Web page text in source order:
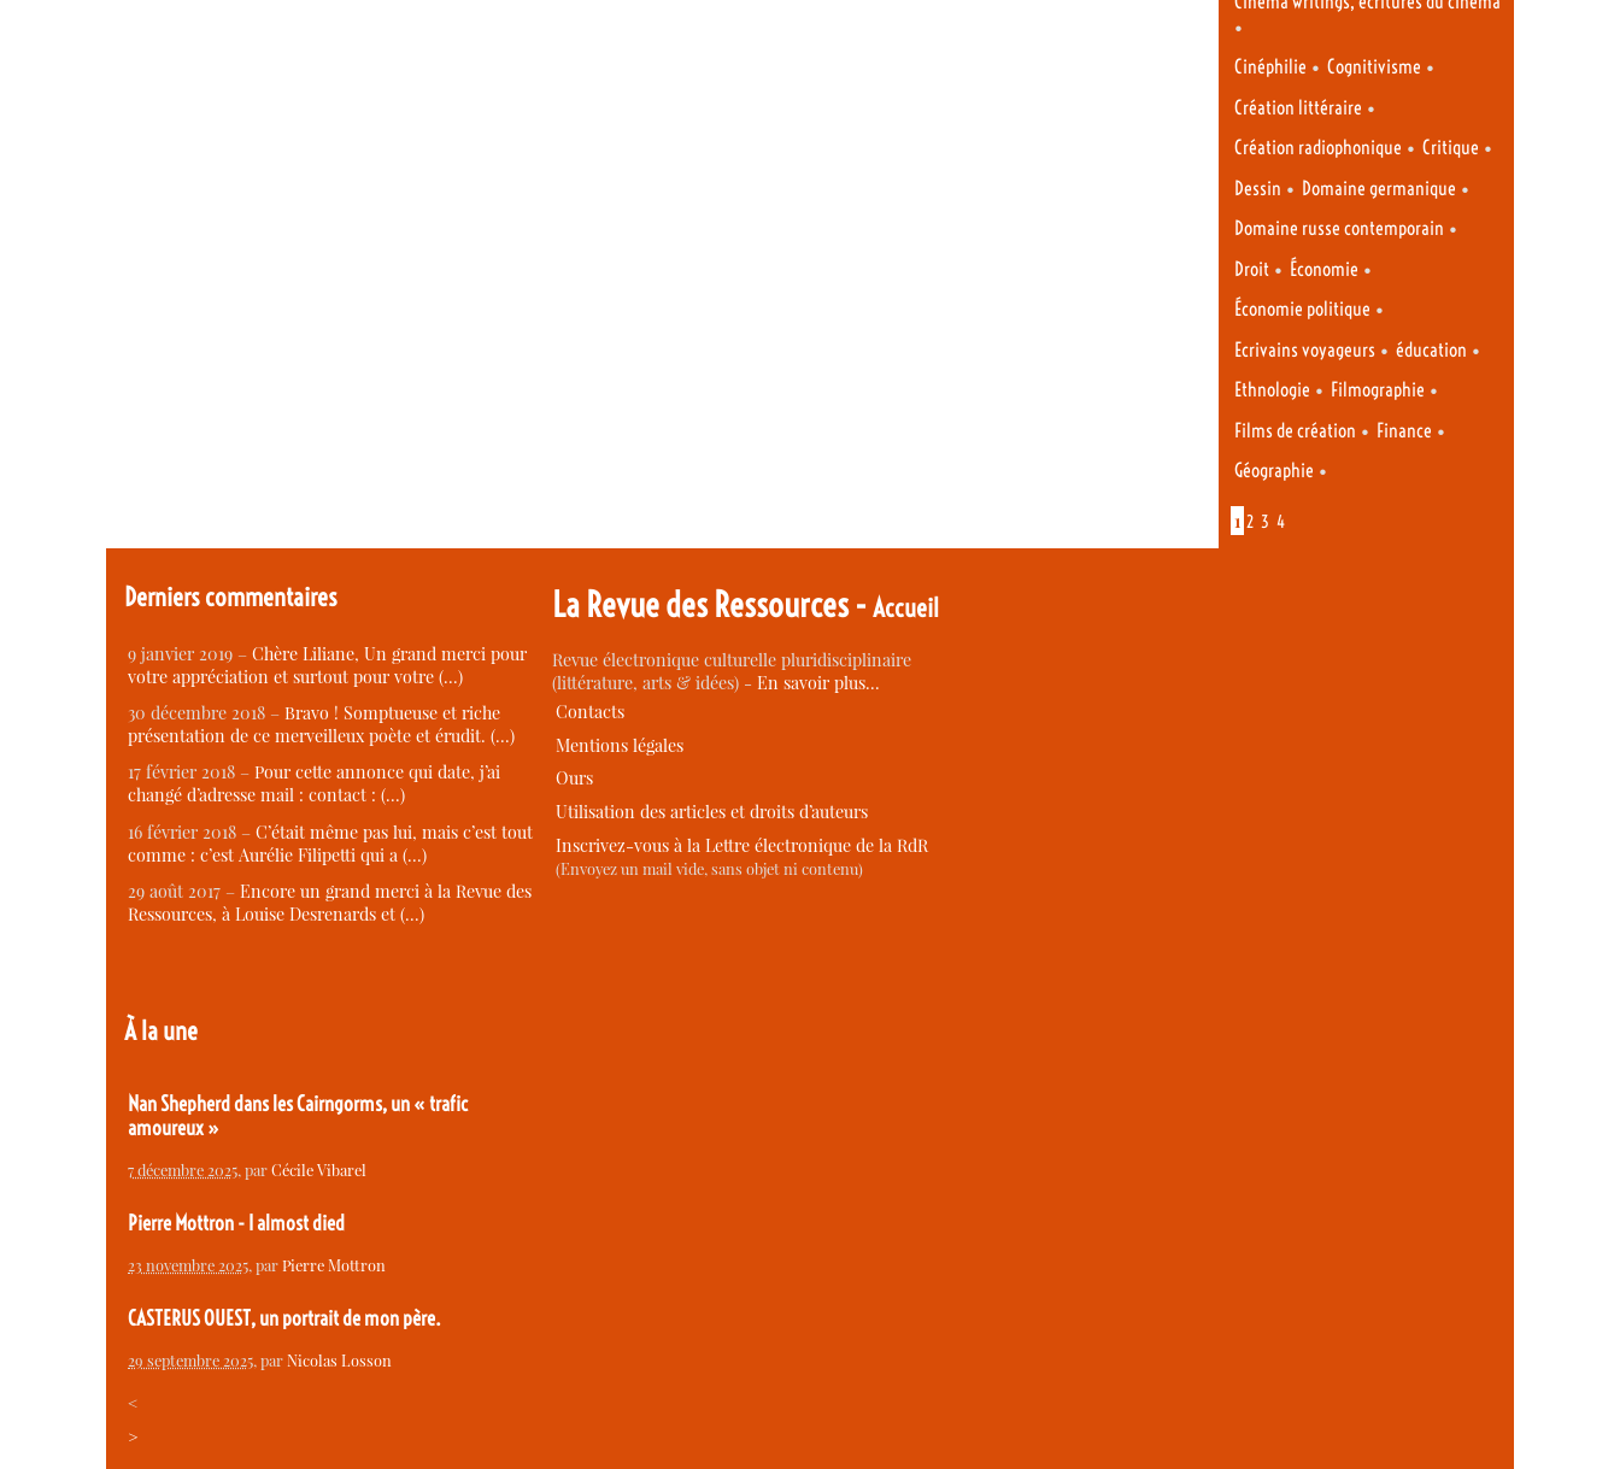
•
Cinéphilie • Cognitivisme •
Création littéraire •
Création radiophonique • Critique •
Dessin • Domaine germanique •
Domaine russe contemporain •
Droit • Économie •
Économie politique •
Ecrivains voyageurs • éducation •
Ethnologie • Filmographie •
Films de création • Finance •
Géographie •
1 2 3 4
Derniers commentaires
9 janvier 2019 – Chère Liliane, Un grand merci pour
votre appréciation et surtout pour votre (…)
30 décembre 2018 – Bravo ! Somptueuse et riche
présentation de ce merveilleux poète et érudit. (…)
17 février 2018 – Pour cette annonce qui date, j’ai
changé d’adresse mail : contact : (…)
16 février 2018 – C’était même pas lui, mais c’est tout
comme : c’est Aurélie Filipetti qui a (…)
29 août 2017 – Encore un grand merci à la Revue des
Ressources, à Louise Desrenards et (…)
À la une
Nan Shepherd dans les Cairngorms, un « trafic
amoureux »
7 décembre 2025, parCécile Vibarel
Pierre Mottron - I almost died
23 novembre 2025, parPierre Mottron
CASTERUS OUEST, un portrait de mon père.
29 septembre 2025, parNicolas Losson
<
>
La Revue des Ressources -Accueil
Revue électronique culturelle pluridisciplinaire
(littérature, arts & idées) -En savoir plus…
Contacts
Mentions légales
Ours
Utilisation des articles et droits d’auteurs
Inscrivez-vous à la Lettre électronique de la RdR
(Envoyez un mail vide, sans objet ni contenu)